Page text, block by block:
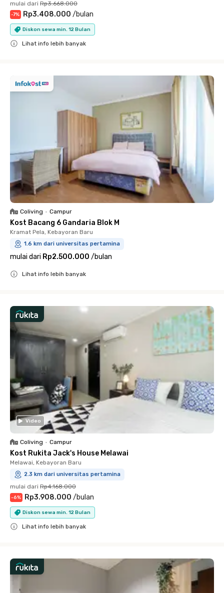
mulai dari Rp3.668.000
-7% Rp3.408.000 /bulan
Diskon sewa min. 12 Bulan
Lihat info lebih banyak
Coliving • Campur
Kost Bacang 6 Gandaria Blok M
Kramat Pela, Kebayoran Baru
1.6 km dari universitas pertamina
mulai dari Rp2.500.000 /bulan
Lihat info lebih banyak
Video
Coliving • Campur
Kost Rukita Jack's House Melawai
Melawai, Kebayoran Baru
2.3 km dari universitas pertamina
mulai dari Rp4.168.000
-6% Rp3.908.000 /bulan
Diskon sewa min. 12 Bulan
Lihat info lebih banyak